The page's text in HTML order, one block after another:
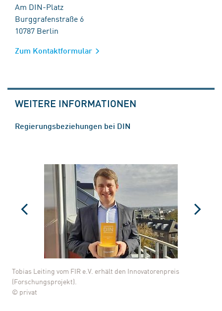
Am DIN-Platz
Burggrafenstraße 6
10787 Berlin
Zum Kontaktformular
WEITERE INFORMATIONEN
Regierungsbeziehungen bei DIN
Tobias Leiting vom FIR e.V. erhält den Innovatorenpreis
(Forschungsprojekt).
© privat